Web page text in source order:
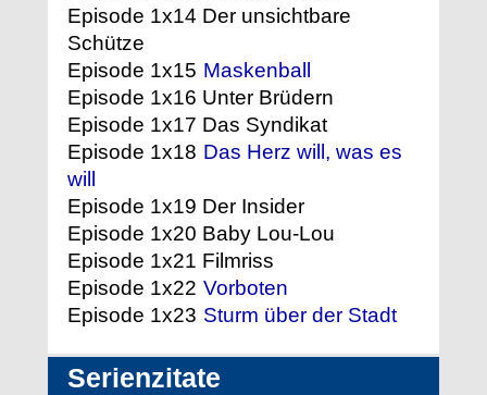
Episode 1x14 Der unsichtbare
Schütze
Episode 1x15 Maskenball
Episode 1x16 Unter Brüdern
Episode 1x17 Das Syndikat
Episode 1x18 Das Herz will, was es
will
Episode 1x19 Der Insider
Episode 1x20 Baby Lou-Lou
Episode 1x21 Filmriss
Episode 1x22 Vorboten
Episode 1x23 Sturm über der Stadt
Serienzitate